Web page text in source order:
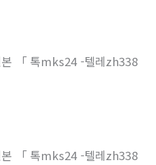
「 톡mks24 -텔레zh338
「 톡mks24 -텔레zh338